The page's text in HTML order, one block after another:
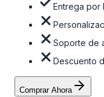
Entrega por
Soporte de
Descuento
Comprar Ahora